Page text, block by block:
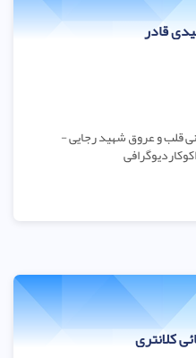
قادر
قلب و عروق شهید رجایی -
کلانتری